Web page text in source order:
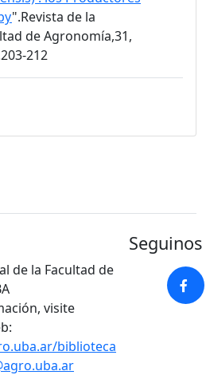
".Revista de la
de Agronomía,31,
212
de la Facultad de
visite
biblioteca